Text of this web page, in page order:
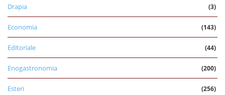
Drapia (3)
Economia (143)
Editoriale (44)
Enogastronomia (200)
Esteri (256)